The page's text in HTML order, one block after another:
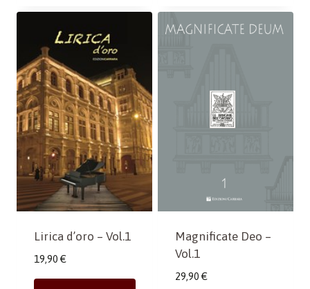
Lirica d’oro – Vol.1
19,90 €
Magnificate Deo –
Vol.1
29,90 €